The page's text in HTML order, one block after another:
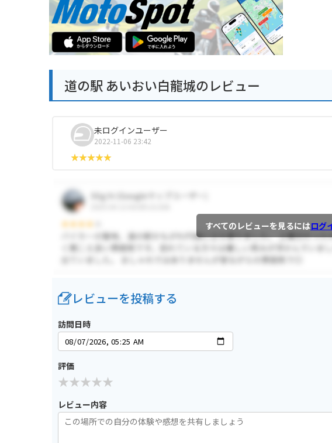
道の駅 あいおい白龍城のレビュー
未ログインユーザー
2022-11-06 23:42
すべてのレビューを見るにはログ
レビューを投稿する
訪問日時
評価
レビュー内容